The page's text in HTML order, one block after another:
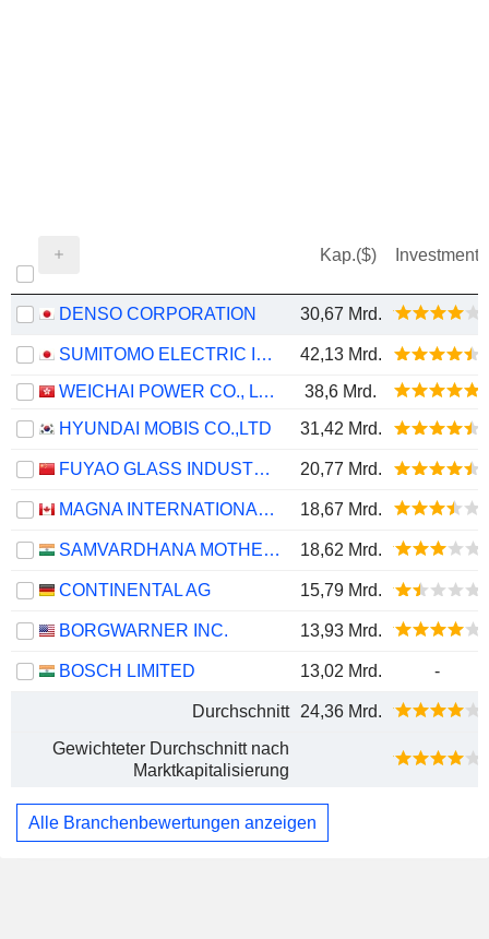
Kap.($) Investment
DENSO CORPORATION 30,67 Mrd.
SUMITOMO ELECTRIC INDUSTRIES, LTD.
42,13 Mrd.
WEICHAI POWER CO., LTD.
38,6 Mrd.
HYUNDAI MOBIS CO.,LTD
31,42 Mrd.
FUYAO GLASS INDUSTRY GROUP CO., LTD. 20,77 Mrd.
MAGNA INTERNATIONAL INC. 18,67 Mrd.
SAMVARDHANA MOTHERSON INTERNATIONAL LIMITED 18,62 Mrd.
CONTINENTAL AG 15,79 Mrd.
BORGWARNER INC. 13,93 Mrd.
BOSCH LIMITED 13,02 Mrd. -
Durchschnitt
24,36 Mrd.
Gewichteter Durchschnitt nach
Marktkapitalisierung
Alle Branchenbewertungen anzeigen